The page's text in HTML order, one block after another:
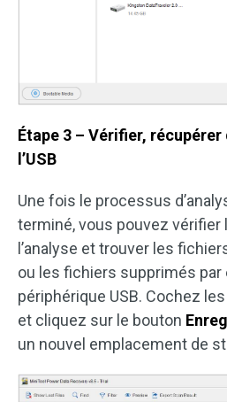
Étape 3 – Vérifier,
l’USB
Une fois le processus
terminé, vous pouvez vérifier
l’analyse et trouver les
ou les fichiers supprimés par
périphérique USB. Cochez
et cliquez sur le bouton
un nouvel emplacement de